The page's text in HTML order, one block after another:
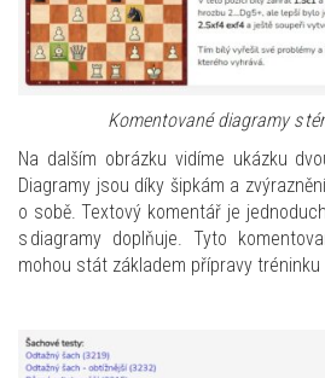
Komentované diagramys
Na dalším obrázku vidíme ukázku
Diagramy jsou díky šipkám a
o sobě. Textový komentář je
s diagramy doplňuje. Tyto
mohou stát základem přípravy